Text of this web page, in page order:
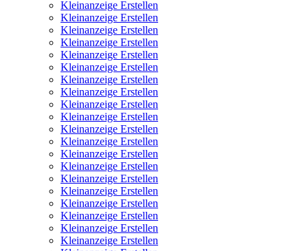
Kleinanzeige Erstellen
Kleinanzeige Erstellen
Kleinanzeige Erstellen
Kleinanzeige Erstellen
Kleinanzeige Erstellen
Kleinanzeige Erstellen
Kleinanzeige Erstellen
Kleinanzeige Erstellen
Kleinanzeige Erstellen
Kleinanzeige Erstellen
Kleinanzeige Erstellen
Kleinanzeige Erstellen
Kleinanzeige Erstellen
Kleinanzeige Erstellen
Kleinanzeige Erstellen
Kleinanzeige Erstellen
Kleinanzeige Erstellen
Kleinanzeige Erstellen
Kleinanzeige Erstellen
Kleinanzeige Erstellen